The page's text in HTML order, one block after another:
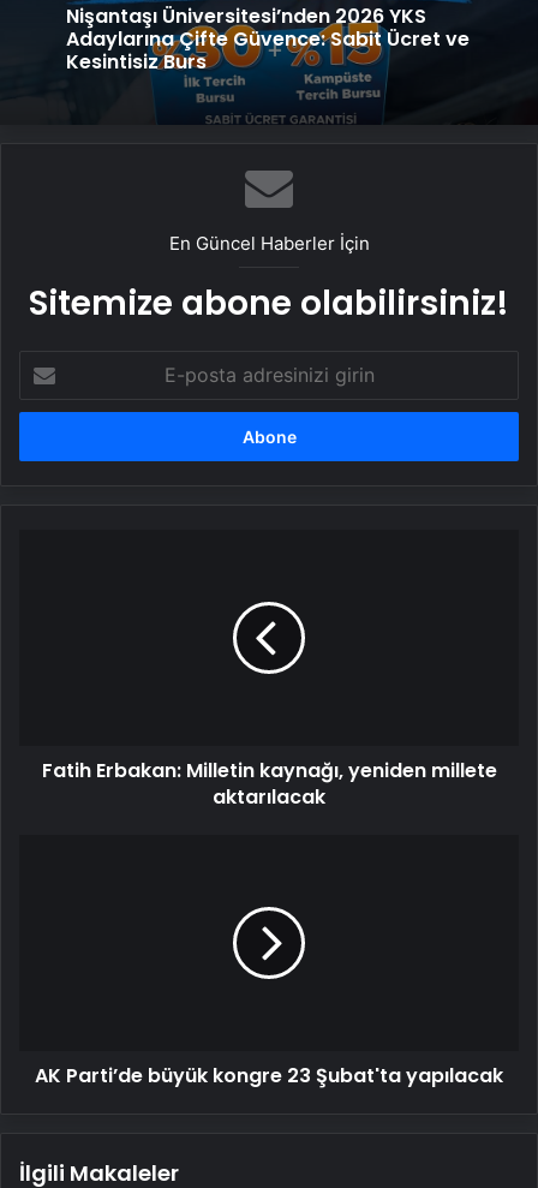
Nişantaşı Üniversitesi’nden 2026 YKS
Adaylarına Çifte Güvence: Sabit Ücret ve
Kesintisiz Burs
En Güncel Haberler İçin
Sitemize abone olabilirsiniz!
posta
adresinizi
Fatih Erbakan: Milletin kaynağı, yeniden millete
aktarılacak
AK Parti’de büyük kongre 23 Şubat'ta yapılacak
İlgili Makaleler